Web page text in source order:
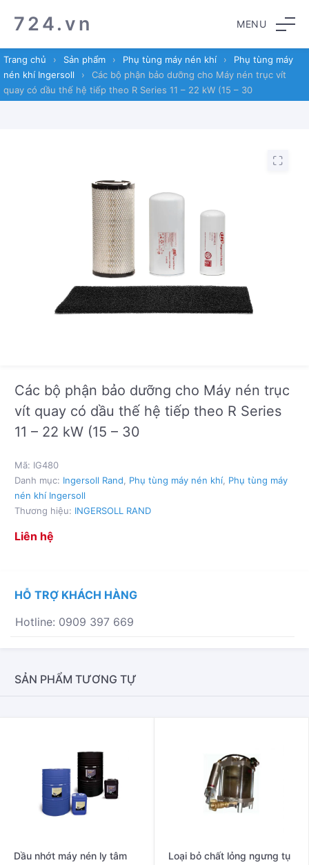
to
navigation
to
content
724.vn MENU
Trang chủ › Sản phẩm › Phụ tùng máy nén khí ›
Phụ tùng máy
nén khí Ingersoll
›
Các bộ phận bảo dưỡng cho Máy nén trục vít
quay có dầu thế hệ tiếp theo R Series 11 – 22 kW (15 – 30
Các bộ phận bảo dưỡng cho Máy nén trục
vít quay có dầu thế hệ tiếp theo R Series
11 – 22 kW (15 – 30
Liên hệ
Mã: IG480
Danh mục: Ingersoll Rand Phụ tùng máy nén khí Phụ tùng máy
nén khí Ingersoll
Thương hiệu: INGERSOLL RAND
HỖ TRỢ KHÁCH HÀNG
Hotline: 0909 397 669
SẢN PHẨM TƯƠNG TỰ
Dầu nhớt máy nén ly tâm
Loại bỏ chất lỏng ngưng tụ